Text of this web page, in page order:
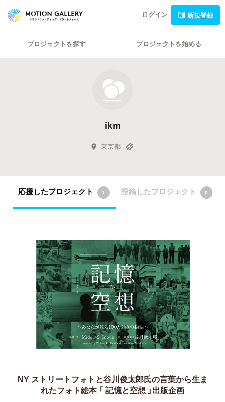
ログイン 新規登録
プロジェクトを探す プロジェクトを始める
ikm
東京都
応援したプロジェクト 1 投稿したプロジェクト 0
NY ストリートフォトと谷川俊太郎氏の言葉から生ま
れたフォト絵本「 記憶と空想 」出版企画